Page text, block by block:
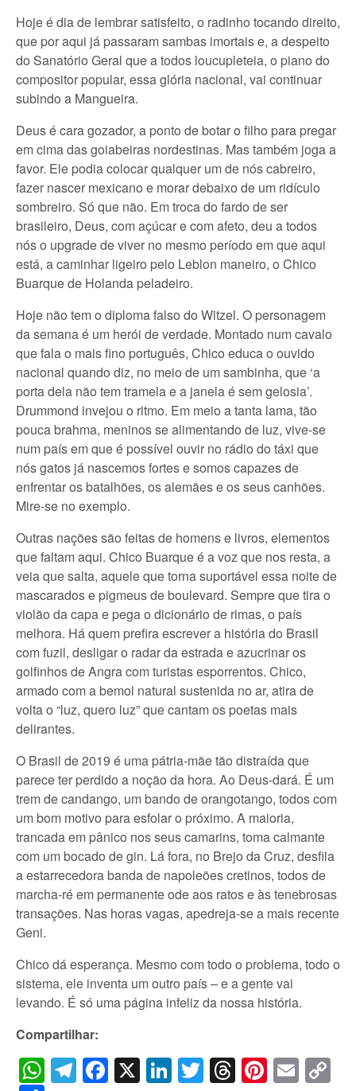
Hoje é dia de lembrar satisfeito, o radinho tocando direito,
que por aqui já passaram sambas imortais e, a despeito
do Sanatório Geral que a todos loucupleteia, o piano do
compositor popular, essa glória nacional, vai continuar
subindo a Mangueira.
Deus é cara gozador, a ponto de botar o filho para pregar
em cima das goiabeiras nordestinas. Mas também joga a
favor. Ele podia colocar qualquer um de nós cabreiro,
fazer nascer mexicano e morar debaixo de um ridículo
sombreiro. Só que não. Em troca do fardo de ser
brasileiro, Deus, com açúcar e com afeto, deu a todos
nós o upgrade de viver no mesmo período em que aqui
está, a caminhar ligeiro pelo Leblon maneiro, o Chico
Buarque de Holanda peladeiro.
Hoje não tem o diploma falso do Witzel. O personagem
da semana é um herói de verdade. Montado num cavalo
que fala o mais fino português, Chico educa o ouvido
nacional quando diz, no meio de um sambinha, que ‘a
porta dela não tem tramela e a janela é sem gelosia’.
Drummond invejou o ritmo. Em meio a tanta lama, tão
pouca brahma, meninos se alimentando de luz, vive-se
num país em que é possível ouvir no rádio do táxi que
nós gatos já nascemos fortes e somos capazes de
enfrentar os batalhões, os alemães e os seus canhões.
Mire-se no exemplo.
Outras nações são feitas de homens e livros, elementos
que faltam aqui. Chico Buarque é a voz que nos resta, a
veia que salta, aquele que torna suportável essa noite de
mascarados e pigmeus de boulevard. Sempre que tira o
violão da capa e pega o dicionário de rimas, o país
melhora. Há quem prefira escrever a história do Brasil
com fuzil, desligar o radar da estrada e azucrinar os
golfinhos de Angra com turistas esporrentos. Chico,
armado com a bemol natural sustenida no ar, atira de
volta o “luz, quero luz” que cantam os poetas mais
delirantes.
O Brasil de 2019 é uma pátria-mãe tão distraída que
parece ter perdido a noção da hora. Ao Deus-dará. É um
trem de candango, um bando de orangotango, todos com
um bom motivo para esfolar o próximo. A maioria,
trancada em pânico nos seus camarins, toma calmante
com um bocado de gin. Lá fora, no Brejo da Cruz, desfila
a estarrecedora banda de napoleões cretinos, todos de
marcha-ré em permanente ode aos ratos e às tenebrosas
transações. Nas horas vagas, apedreja-se a mais recente
Geni.
Chico dá esperança. Mesmo com todo o problema, todo o
sistema, ele inventa um outro país – e a gente vai
levando. É só uma página infeliz da nossa história.
Compartilhar:
WhatsApp
Telegram
Facebook
X LinkedIn
Twitter
Threads